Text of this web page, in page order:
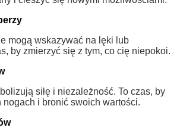
mogą wskazywać na lęki lub
by zmierzyć się z tym, co cię niepokoi.
siłę i niezależność. To czas, by
nogach i bronić swoich wartości.